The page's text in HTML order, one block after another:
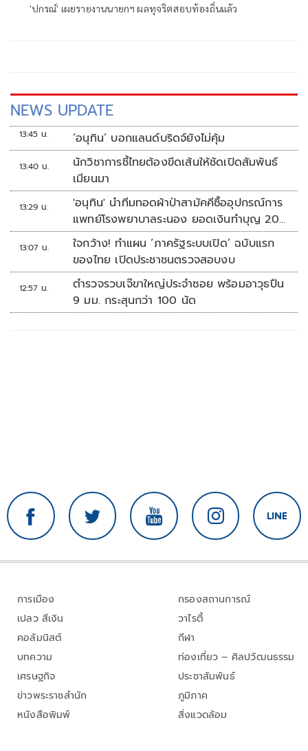
'ปกรณ์' เผยรายงานนายกฯ ผลทุจริตสอบท้องถิ่นแล้ว
NEWS UPDATE
13:45 น. ‘อนุทิน’ บอกแลนด์บริดจ์ยังไม่คุ้ม
13:40 น.
นักวิชาการชี้ไทยต้องขีดเส้นให้ชัดเปิดสัมพันธ์
เมียนมา
13:29 น.
'อนุทิน' นำทีมทอดผ้าป่าสามัคคีซื้ออุปกรณ์การ
แพทย์โรงพยาบาลระนอง ยอดเงินทำบุญ 20
ล้านบาท
13:07 น.
ใจกว้าง! ทำแผน ‘ภาครัฐระบบเปิด’ ฉบับแรก
ของไทย เปิดประชาชนตรวจสอบงบ
12:57 น.
ตำรวจรวบเจ๊ขาใหญ่ประจำซอย พร้อมอาวุธปืน
9 มม. กระสุนกว่า 100 นัด
การเมือง
เปลว สีเงิน
คอลัมนิสต์
บทความ
เศรษฐกิจ
ข่าวพระราชสำนัก
หนังสือพิมพ์
กรองสถานการณ์
วาไรตี้
กีฬา
ท่องเที่ยว – ศิลปวัฒนธรรม
ประชาสัมพันธ์
ภูมิภาค
สิ่งแวดล้อม